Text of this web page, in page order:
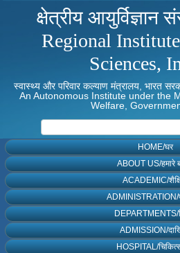
क्षेत्रीय आयुर्विज्ञान
Regional
Sciences,
स्वास्थ्य और परिवार कल्याण मंत्रालय, भारत
An Autonomous Institute under the
Welfare,
HOME/घर
ABOUT US/हमारे
ACADEMIC/
ADMINISTRATION/
DEPARTMENTS/
ADMISSION/
HOSPITAL/